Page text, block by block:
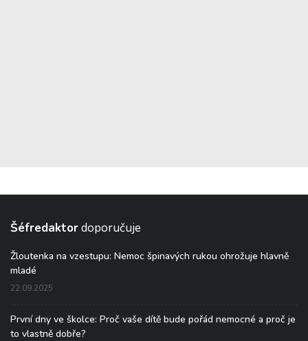
Šéfredaktordoporučuje
Žloutenka na vzestupu: Nemoc špinavých rukou ohrožuje hlavně
mladé
22.09.2025
První dny ve školce: Proč vaše dítě bude pořád nemocné a proč je
to vlastně dobře?